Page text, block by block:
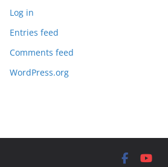
Log in
Entries feed
Comments feed
WordPress.org